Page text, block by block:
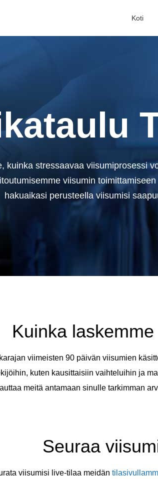
Koti
kuinka stressaavaa viisumiprosessi
viisumin
hakuaikasi perusteella viisumisi
Kuinka
viimeisten 90 päivän viisumien
kuten kausittaisiin vaihteluihin ja
auttaa meitä antamaan sinulle tarkimman
Seuraa
viisumisi live-tilaa meidän